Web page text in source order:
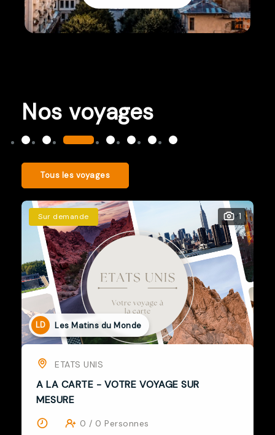
Nos voyages
Tous les voyages
Sur demande 1
LD Les Matins du Monde
MAROC
A LA CARTE - VOTRE VOYAGE SUR
MESURE
0 / 0 Personnes